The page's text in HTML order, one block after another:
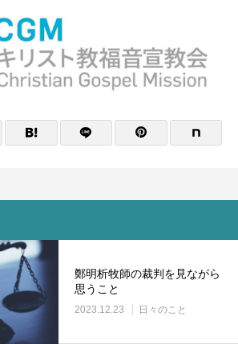
鄭明析牧師の裁判を見ながら
思うこと
2023.12.23 日々のこと